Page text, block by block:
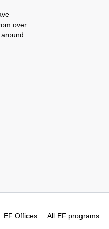
over
EF Offices All EF programs